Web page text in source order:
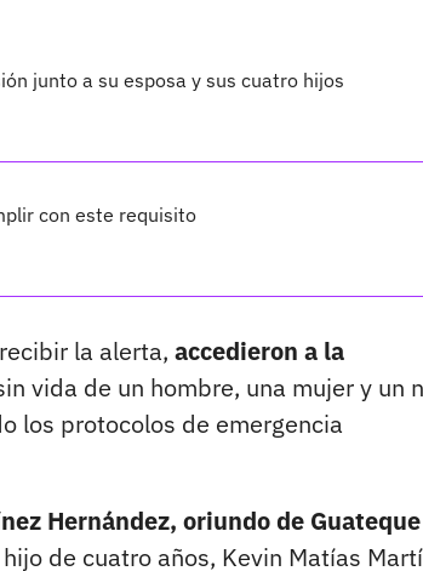
junto a su esposa y sus cuatro hijos
con este requisito
la alerta, accedieron a la
vida de un hombre, una mujer y un
los protocolos de emergencia
Hernández, oriundo de Guateque
de cuatro años, Kevin Matías